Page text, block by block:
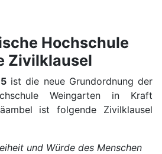
Hochschule
Zivilklausel
ist die neue Grundordnung der
Weingarten in Kraft
ist folgende Zivilklausel
und Würde des Menschen